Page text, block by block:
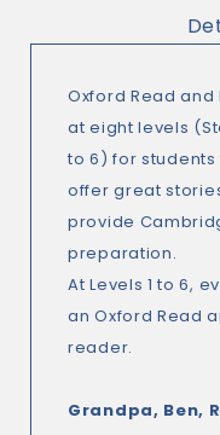
Oxford Read
at eight levels
to 6) for
offer great
provide
preparation.
At Levels 1 to 6,
an Oxford Read
reader.
Grandpa, Ben,